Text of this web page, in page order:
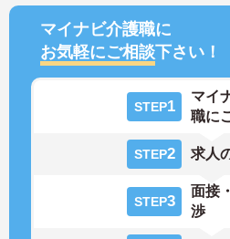
マイナビ介護職に
お気軽にご相談下さい！
STEP1
マイ
職に
STEP2 求人
STEP3
面接
渉